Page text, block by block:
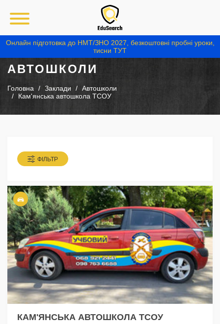
Онлайн підготовка до НМТ/ЗНО 2027, безкоштовні пробні уроки,
тисни ТУТ
АВТОШКОЛИ
Головна Заклади
Автошколи
Кам'янська автошкола ТСОУ
ФІЛЬТР
КАМ'ЯНСЬКА АВТОШКОЛА ТСОУ